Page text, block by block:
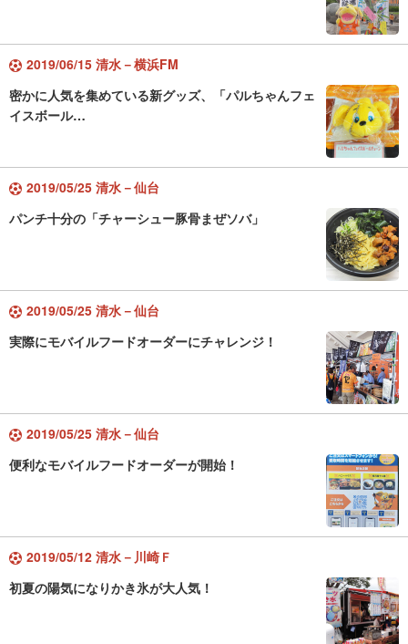
2019/06/15 清水－横浜FM
密かに人気を集めている新グッズ、「パルちゃんフェ
イスボール…
2019/05/25 清水－仙台
パンチ十分の「チャーシュー豚骨まぜソバ」
2019/05/25 清水－仙台
実際にモバイルフードオーダーにチャレンジ！
2019/05/25 清水－仙台
便利なモバイルフードオーダーが開始！
2019/05/12 清水－川崎Ｆ
初夏の陽気になりかき氷が大人気！